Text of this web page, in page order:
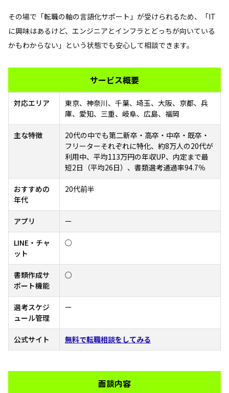
その場で「転職の軸の言語化サポート」が受けられるため、「IT
に興味はあるけど、エンジニアとインフラとどっちが向いている
かもわからない」という状態でも安心して相談できます。
サービス概要
対応エリア
東京、神奈川、千葉、埼玉、大阪、京都、兵
庫、愛知、三重、岐阜、広島、福岡
主な特徴
20代の中でも第二新卒・高卒・中卒・既卒・
フリーターそれぞれに特化、約8万人の20代が
利用中、平均113万円の年収UP、内定まで最
短2日（平均26日）、書類選考通過率94.7％
おすすめの
年代
20代前半
アプリ ー
LINE・チャ
ット
○
書類作成サ
ポート機能
○
選考スケジ
ュール管理
ー
公式サイト 無料で転職相談をしてみる
面談内容